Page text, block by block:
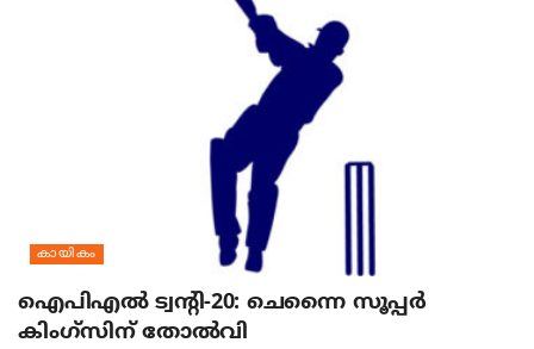
കായികം
ഐപിഎല്‍ ട്വന്റി-20: ചെന്നൈ സൂപ്പര്‍
കിംഗ്‌സിന് തോല്‍വി